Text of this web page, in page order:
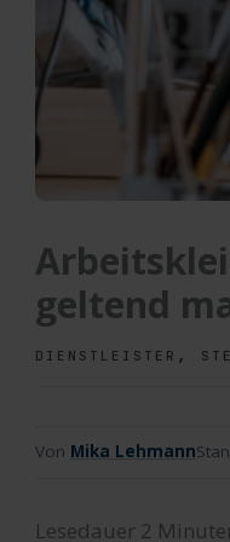
geltend
DIENSTLEISTER ,
Von Mika Lehmann
Lesedauer 2